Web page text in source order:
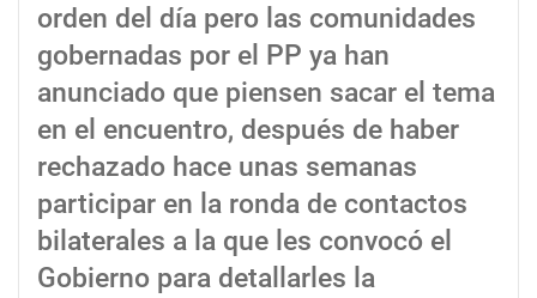
orden del día pero las comunidades
gobernadas por el PP ya han
anunciado que piensen sacar el tema
en el encuentro, después de haber
rechazado hace unas semanas
participar en la ronda de contactos
bilaterales a la que les convocó el
Gobierno para detallarles la